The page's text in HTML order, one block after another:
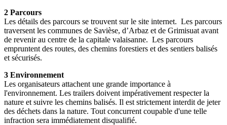
2 Parcours
Les détails des parcours se trouvent sur le site internet. Les parcours
traversent les communes de Savièse, d’Arbaz et de Grimisuat avant
de revenir au centre de la capitale valaisanne. Les parcours
empruntent des routes, des chemins forestiers et des sentiers balisés
et sécurisés.
3 Environnement
Les organisateurs attachent une grande importance à
l'environnement. Les trailers doivent impérativement respecter la
nature et suivre les chemins balisés. Il est strictement interdit de jeter
des déchets dans la nature. Tout concurrent coupable d'une telle
infraction sera immédiatement disqualifié.